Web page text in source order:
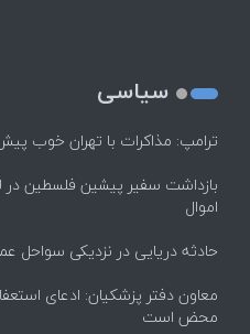
سیاسی
ترامپ: مذاکرات با تهران خوب
بازداشت سفیر پیشین فلسطین در
اموال
حادثه دریایی در نزدیکی سواحل
معاون دفتر پزشکیان: ادعای
محض است